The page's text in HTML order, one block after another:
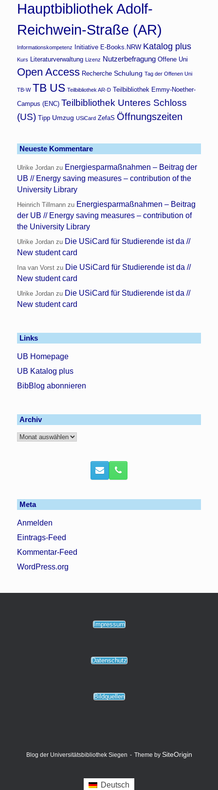
Hauptbibliothek Adolf-
Reichwein-Straße (AR)
Informationskompetenz Initiative E-Books.NRW Katalog plus
Kurs Literaturverwaltung Lizenz Nutzerbefragung Offene Uni
Open Access Recherche Schulung Tag der Offenen Uni
TB-W TB US Teilbibliothek AR-D Teilbibliothek Emmy-Noether-
Campus (ENC) Teilbibliothek Unteres Schloss
(US)
Tipp Umzug USiCard ZefaS Öffnungszeiten
Neueste Kommentare
Ulrike Jordan zu Energiesparmaßnahmen – Beitrag der
UB // Energy saving measures – contribution of the
University Library
Heinrich Tillmann zu Energiesparmaßnahmen – Beitrag
der UB // Energy saving measures – contribution of
the University Library
Ulrike Jordan zu Die USiCard für Studierende ist da //
New student card
Ina van Vorst zu Die USiCard für Studierende ist da //
New student card
Ulrike Jordan zu Die USiCard für Studierende ist da //
New student card
Links
UB Homepage
UB Katalog plus
BibBlog abonnieren
Archiv
Archiv
Meta
Anmelden
Eintrags-Feed
Kommentar-Feed
WordPress.org
Impressum
Datenschutz
Bildquellen
Blog der Universitätsbibliothek Siegen Theme by SiteOrigin
Deutsch